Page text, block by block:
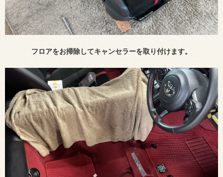
フロアをお掃除してキャンセラーを取り付けます。